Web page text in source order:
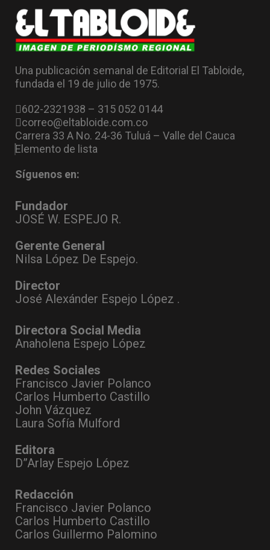
Una publicación semanal de Editorial El Tabloide,
fundada el 19 de julio de 1975.
602-2321938 – 315 052 0144
correo@eltabloide.com.co
Carrera 33 A No. 24-36 Tuluá – Valle del Cauca
Elemento de lista
Síguenos en:
Fundador
JOSÉ W. ESPEJO R.
Gerente General
Nilsa López De Espejo.
Director
José Alexánder Espejo López .
Directora Social Media
Anaholena Espejo López
Redes Sociales
Francisco Javier Polanco
Carlos Humberto Castillo
John Vázquez
Laura Sofía Mulford
Editora
D”Arlay Espejo López
Redacción
Francisco Javier Polanco
Carlos Humberto Castillo
Carlos Guillermo Palomino